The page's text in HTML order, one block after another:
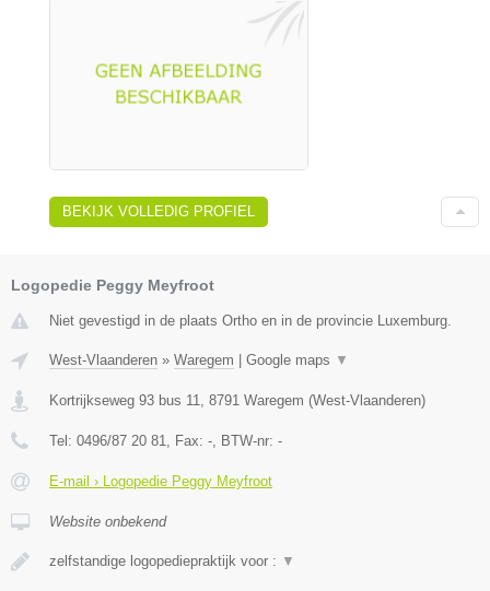
BEKIJK VOLLEDIG PROFIEL
Logopedie Peggy Meyfroot
Niet gevestigd in de plaats Ortho en in de provincie Luxemburg.
West-Vlaanderen » Waregem | Google maps ▼
Kortrijkseweg 93 bus 11 8791 Waregem (West-Vlaanderen)
Tel: 0496/87 20 81 , Fax: - , BTW-nr: -
E-mail › Logopedie Peggy Meyfroot
Website onbekend
zelfstandige logopediepraktijk voor : ▼